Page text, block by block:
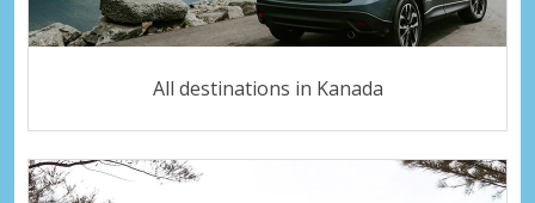
All destinations in Kanada